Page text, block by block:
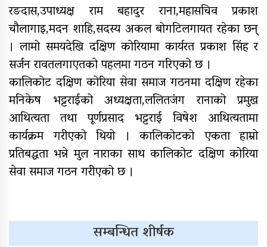
विषयमा शिक्षकहरुलाई तालिम
राष्ट्रपति रनिङ शिल्डको जिल्ला स्तरीय
प्रतियोगिता सुरु
गर्भवतीको हेलिकप्टरबाट उद्धार
आर्थिक गणनाकाे लागि खटिए गणक
आजदेखि देशभर आर्थिक गणना सुरु हुँदै
एम्बुलेन्स दुर्घटना : दुईको मृत्यु,दुई
घाइते
रङदास,उपाध्यक्ष राम बहादुर राना,महासचिव प्रकाश
चौलागाइ,मदन शाहि,सदस्य अकल बोगटिलगायत रहेका छन्
। लामो समयदेखि दक्षिण कोरियामा कार्यरत प्रकाश सिंह र
सर्जन रावतलगाएतको पहलमा गठन गरिएको छ ।
कालिकोट दक्षिण कोरिया सेवा समाज गठनमा दक्षिण रहेका
मनिकेष भट्टराईको अध्यक्षता,ललितजंग रानाको प्रमुख
आथित्यता तथा पूर्णप्रसाद भट्टराई विषेश आथित्यतामा
कार्यक्रम गरीएको थियो । कालिकोटको एकता हाम्रो
प्रतिबद्धता भन्ने मुल नाराका साथ कालिकोट दक्षिण कोरिया
सेवा समाज गठन गरीएको छ ।
सम्बन्धित शीर्षक